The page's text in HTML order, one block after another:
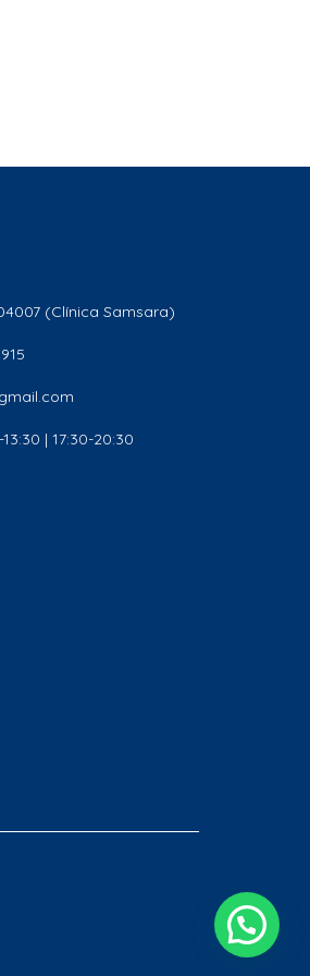
(Clínica Samsara)
| 17:30-20:30